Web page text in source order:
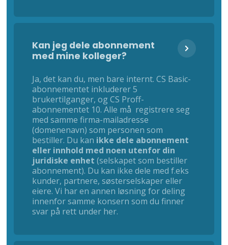
Kan jeg dele abonnement
med mine kolleger?
Ja, det kan du, men bare internt. CS Basic-
abonnementet inkluderer 5
brukertilganger, og CS Proff-
abonnementet 10. Alle må registrere seg
med samme firma-mailadresse
(domenenavn) som personen som
bestiller. Du kan ikke dele abonnement
eller innhold med noen utenfor din
juridiske enhet (selskapet som bestiller
abonnement). Du kan ikke dele med f.eks
kunder, partnere, søsterselskaper eller
eiere. Vi har en annen løsning for deling
innenfor samme konsern som du finner
svar på rett under her.